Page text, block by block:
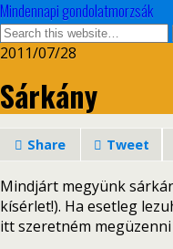
Mindennapi gondolatmorzsák
2011/07/28
Sárkány
Share Tweet
Mindjárt megyünk
kísérlet!). Ha esetleg
itt szeretném